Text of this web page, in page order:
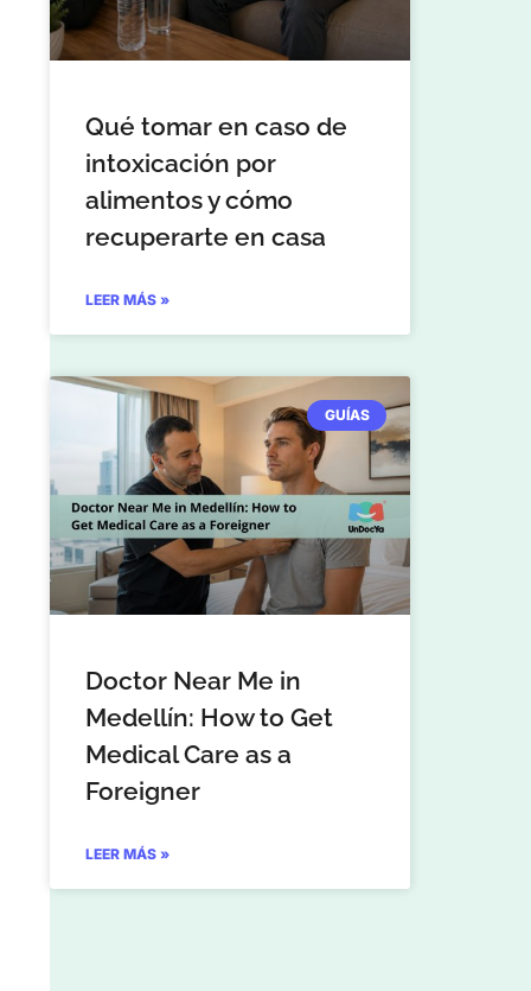
Qué tomar en caso de
intoxicación por
alimentos y cómo
recuperarte en casa
LEER MÁS »
GUÍAS
Doctor Near Me in
Medellín: How to Get
Medical Care as a
Foreigner
LEER MÁS »